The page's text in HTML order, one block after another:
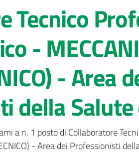
Tecnico
-
- Area
della Salute
a n. 1 posto di Collaboratore
- Area dei Professionisti